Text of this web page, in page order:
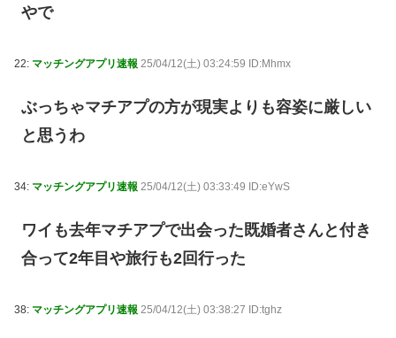
やで
22: マッチングアプリ速報 25/04/12(土) 03:24:59 ID:Mhmx
ぶっちゃマチアプの方が現実よりも容姿に厳しい
と思うわ
34: マッチングアプリ速報 25/04/12(土) 03:33:49 ID:eYwS
ワイも去年マチアプで出会った既婚者さんと付き
合って2年目や旅行も2回行った
38: マッチングアプリ速報 25/04/12(土) 03:38:27 ID:tghz